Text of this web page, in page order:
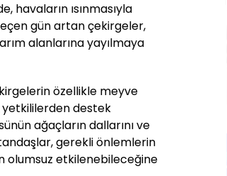
havaların ısınmasıyla
gün artan çekirgeler,
alanlarına yayılmaya
özellikle meyve
destek
ağaçların dallarını ve
gerekli önlemlerin
olumsuz etkilenebileceğine